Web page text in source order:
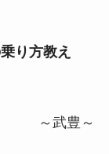
り方教え
～武豊～